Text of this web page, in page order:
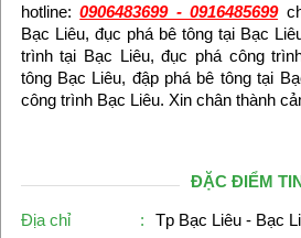
hotline:0906483699 - 0916485699
Bạc Liêu, đục phá bê tông tại Bạc
trình tại Bạc Liêu, đục phá công
tông Bạc Liêu, đập phá bê tông tại
công trình Bạc Liêu. Xin chân thành
ĐẶC ĐIỂM
Địa chỉ :
Tp Bạc Liêu - Bạc